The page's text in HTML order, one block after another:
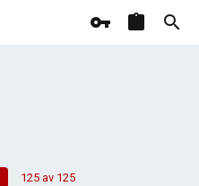
125 av 125